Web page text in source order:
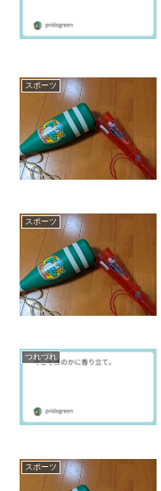
スポーツ
スポーツ
つれづれ
スポーツ